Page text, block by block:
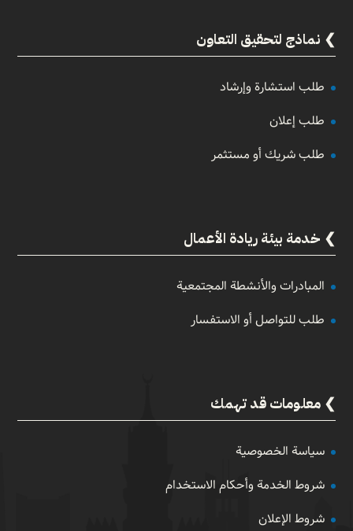
نماذج لتحقيق التعاون
طلب استشارة وإرشاد
طلب إعلان
طلب شريك أو مستثمر
خدمة بيئة ريادة الأعمال
المبادرات والأنشطة المجتمعية
طلب للتواصل أو الاستفسار
معلومات قد تهمك
سياسة الخصوصية
شروط الخدمة وأحكام الاستخدام
شروط الإعلان